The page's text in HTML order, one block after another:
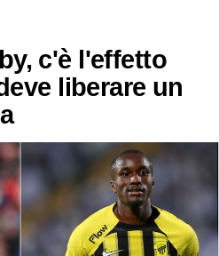
c'è l'effetto
liberare un